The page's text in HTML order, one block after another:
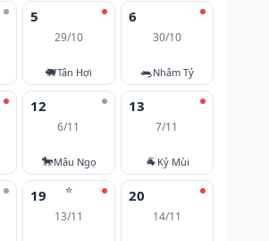
5
29/10
🐖Tân Hợi
6
30/10
🐀Nhâm Tý
12
6/11
🐎Mậu Ngọ
13
7/11
🐐 Kỷ Mùi
⭐
19
13/11
20
14/11